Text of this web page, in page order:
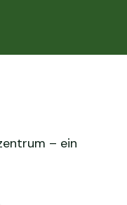
– ein